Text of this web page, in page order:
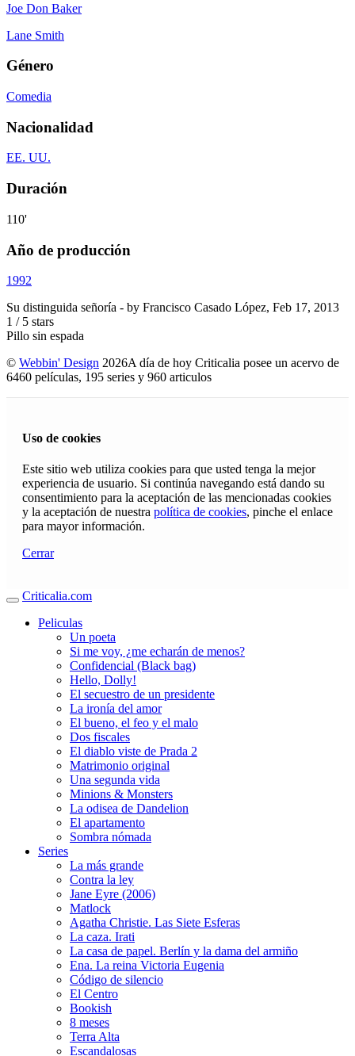
Joe Don Baker
Lane Smith
Género
Comedia
Nacionalidad
EE. UU.
Duración
110'
Año de producción
1992
Su distinguida señoría - by Francisco Casado López, Feb 17, 2013
1 / 5 stars
Pillo sin espada
© Webbin' Design 2026A día de hoy Criticalia posee un acervo de
6460 películas, 195 series y 960 articulos
Uso de cookies
Este sitio web utiliza cookies para que usted tenga la mejor
experiencia de usuario. Si continúa navegando está dando su
consentimiento para la aceptación de las mencionadas cookies
y la aceptación de nuestra política de cookies, pinche el enlace
para mayor información.
Cerrar
Criticalia.com
Peliculas
Un poeta
Si me voy, ¿me echarán de menos?
Confidencial (Black bag)
Hello, Dolly!
El secuestro de un presidente
La ironía del amor
El bueno, el feo y el malo
Dos fiscales
El diablo viste de Prada 2
Matrimonio original
Una segunda vida
Minions & Monsters
La odisea de Dandelion
El apartamento
Sombra nómada
Series
La más grande
Contra la ley
Jane Eyre (2006)
Matlock
Agatha Christie. Las Siete Esferas
La caza. Irati
La casa de papel. Berlín y la dama del armiño
Ena. La reina Victoria Eugenia
Código de silencio
El Centro
Bookish
8 meses
Terra Alta
Escandalosas